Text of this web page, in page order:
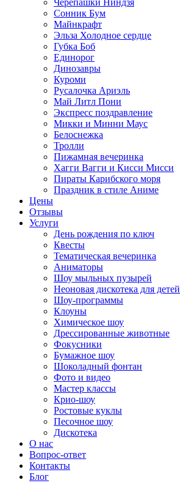
Черепашки Ниндзя
Сонник Бум
Майнкрафт
Эльза Холодное сердце
Губка Боб
Единорог
Динозавры
Куроми
Русалочка Ариэль
Май Литл Пони
Экспресс поздравление
Микки и Минни Маус
Белоснежка
Тролли
Пижамная вечеринка
Хагги Вагги и Кисси Мисси
Пираты Карибского моря
Праздник в стиле Аниме
Цены
Отзывы
Услуги
День рождения по ключ
Квесты
Тематическая вечеринка
Аниматоры
Шоу мыльных пузырей
Неоновая дискотека для детей
Шоу-программы
Клоуны
Химическое шоу
Дрессированные животные
Фокусники
Бумажное шоу
Шоколадный фонтан
Фото и видео
Мастер классы
Крио-шоу
Ростовые куклы
Песочное шоу
Дискотека
О нас
Вопрос-ответ
Контакты
Блог